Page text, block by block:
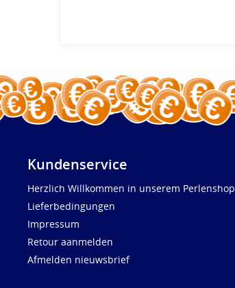
Kundenservice
Herzlich Willkommen in unserem Perlenshop
Lieferbedingungen
Impressum
Retour aanmelden
Afmelden nieuwsbrief